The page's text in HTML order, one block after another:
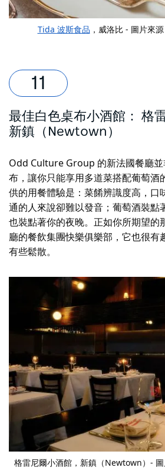
Tida 波斯食品 ，威洛比 - 圖片來
最佳白色桌布小酒館： 格
新鎮（Newtown）
Odd Culture Group 的新法國餐廳並
布，讓你只能享用多道菜搭配葡萄酒
供的用餐體驗是：菜餚辨識度高，口
通的人來說卻難以發音；葡萄酒裝點
也裝點著你的夜晚。正如你所期望的
廳的餐飲集團快樂俱樂部 ，它也很
有些鬆散。
格雷尼爾小酒館 ，新鎮（Newtown）-